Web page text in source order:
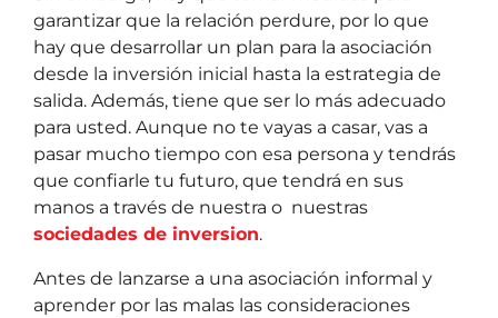
garantizar que la relación perdure, por lo que
hay que desarrollar un plan para la asociación
desde la inversión inicial hasta la estrategia de
salida. Además, tiene que ser lo más adecuado
para usted. Aunque no te vayas a casar, vas a
pasar mucho tiempo con esa persona y tendrás
que confiarle tu futuro, que tendrá en sus
manos a través de nuestra o nuestras
sociedades de inversion.
Antes de lanzarse a una asociación informal y
aprender por las malas las consideraciones